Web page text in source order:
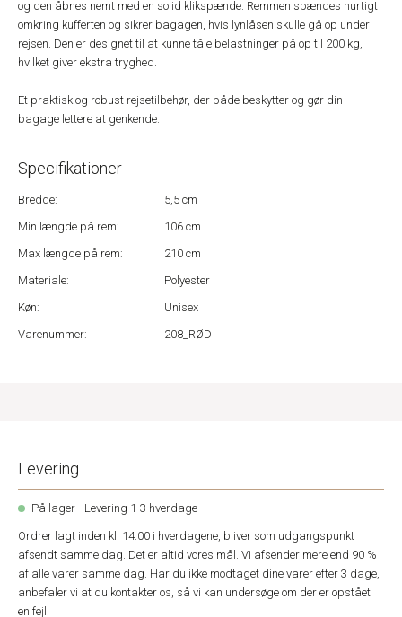
og den åbnes nemt med en solid klikspænde. Remmen spændes hurtigt
omkring kufferten og sikrer bagagen, hvis lynlåsen skulle gå op under
rejsen. Den er designet til at kunne tåle belastninger på op til 200 kg,
hvilket giver ekstra tryghed.
Et praktisk og robust rejsetilbehør, der både beskytter og gør din
bagage lettere at genkende.
Specifikationer
Bredde:
5,5 cm
Min længde på rem:
106 cm
Max længde på rem:
210 cm
Materiale:
Polyester
Køn:
Unisex
Varenummer:
208_RØD
Levering
På lager - Levering 1-3 hverdage
Ordrer lagt inden kl. 14.00 i hverdagene, bliver som udgangspunkt
afsendt samme dag. Det er altid vores mål. Vi afsender mere end 90 %
af alle varer samme dag. Har du ikke modtaget dine varer efter 3 dage,
anbefaler vi at du kontakter os, så vi kan undersøge om der er opstået
en fejl.